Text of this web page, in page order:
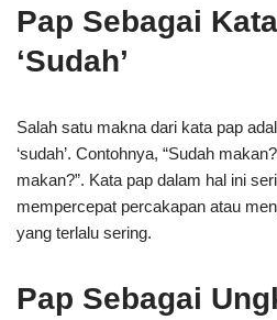
Pap Sebagai
‘Sudah’
Salah satu makna dari kata pap
‘sudah’. Contohnya, “Sudah
makan?”. Kata pap dalam hal ini
mempercepat percakapan atau
yang terlalu sering.
Pap Sebagai